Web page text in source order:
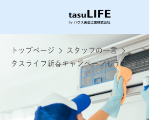
トップページ
スタッフの一言
タスライフ新春キャンペーンもうすぐ終